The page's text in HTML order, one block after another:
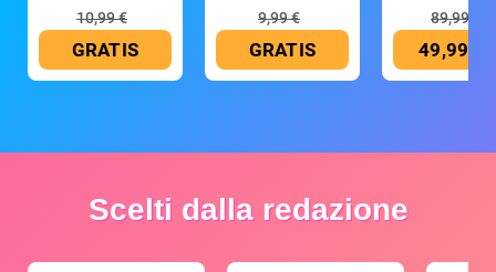
10,99 €
GRATIS
9,99 €
GRATIS
89,99 €
49,99 €
Scelti dalla redazione